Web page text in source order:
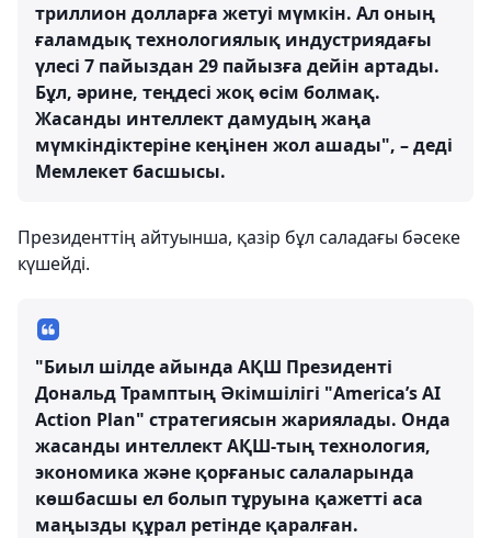
триллион долларға жетуі мүмкін. Ал оның
ғаламдық технологиялық индустриядағы
үлесі 7 пайыздан 29 пайызға дейін артады.
Бұл, әрине, теңдесі жоқ өсім болмақ.
Жасанды интеллект дамудың жаңа
мүмкіндіктеріне кеңінен жол ашады", – деді
Мемлекет басшысы.
Президенттің айтуынша, қазір бұл саладағы бәсеке
күшейді.
"Биыл шілде айында АҚШ Президенті
Дональд Трамптың Әкімшілігі "America’s AI
Action Plan" стратегиясын жариялады. Онда
жасанды интеллект АҚШ-тың технология,
экономика және қорғаныс салаларында
көшбасшы ел болып тұруына қажетті аса
маңызды құрал ретінде қаралған.